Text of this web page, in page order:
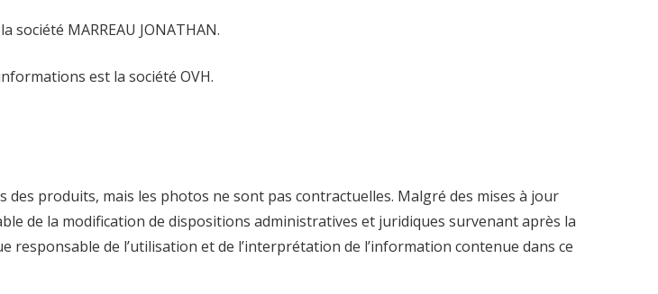
MARREAU JONATHAN.
est la société OVH.
des produits, mais les photos ne sont pas contractuelles. Malgré des mises à jour
de la modification de dispositions administratives et juridiques survenant après la
responsable de l’utilisation et de l’interprétation de l’information contenue dans ce